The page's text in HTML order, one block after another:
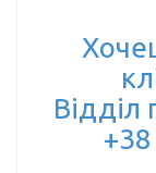
Відділ